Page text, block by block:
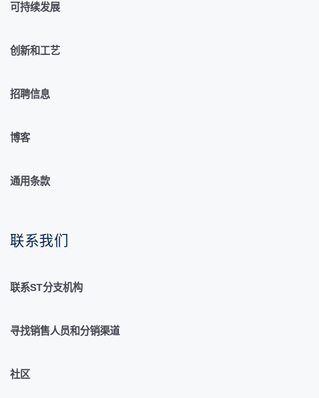
可持续发展
创新和工艺
招聘信息
博客
通用条款
联系我们
联系ST分支机构
寻找销售人员和分销渠道
社区